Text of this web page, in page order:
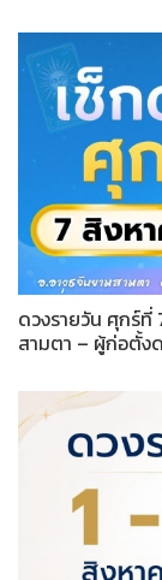
ดวงรายวัน ศุกร์ที่
สามตา – ผู้ก่อตั้ง